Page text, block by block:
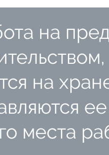
на
на
места